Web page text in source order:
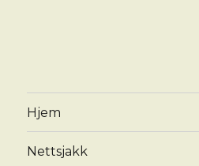
Hjem
Nettsjakk